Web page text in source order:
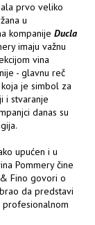
prvo veliko
u
kompanijeDucla
imaju važnu
vina
- glavnu reč
je simbol za
i stvaranje
danas su
upućen i u
Pommery čine
Fino govori o
da predstavi
profesionalnom